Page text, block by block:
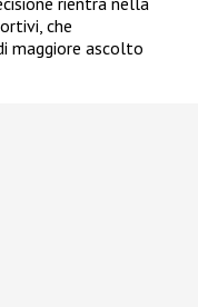
che
maggiore ascolto